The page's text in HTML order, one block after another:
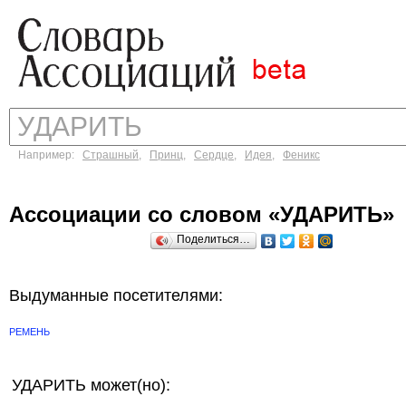
Например: Страшный, Принц, Сердце, Идея, Феникс
Ассоциации со словом «УДАРИТЬ»
Поделиться…
Выдуманные посетителями:
РЕМЕНЬ
УДАРИТЬ может(но):